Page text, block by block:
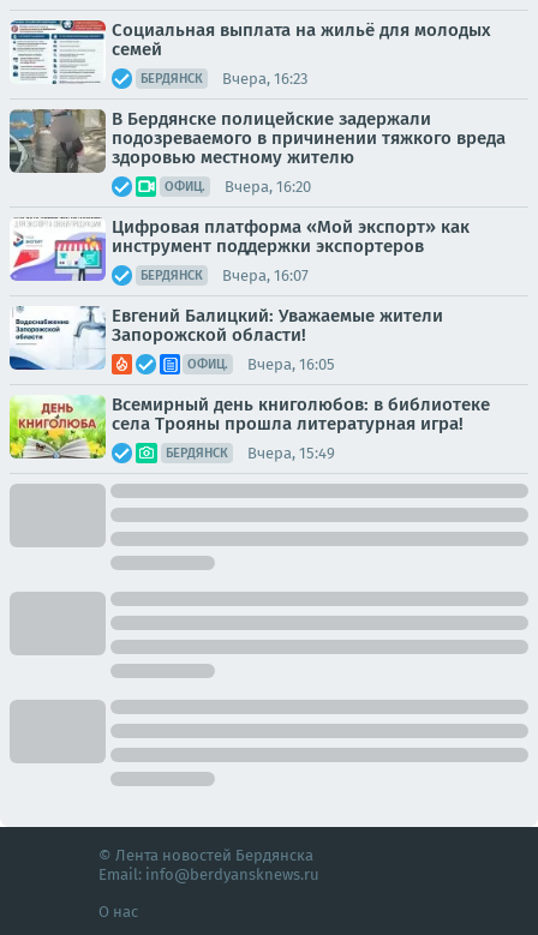
Социальная выплата на жильё для молодых
семей
БЕРДЯНСК Вчера, 16:23
В Бердянске полицейские задержали
подозреваемого в причинении тяжкого вреда
здоровью местному жителю
ОФИЦ. Вчера, 16:20
Цифровая платформа «Мой экспорт» как
инструмент поддержки экспортеров
БЕРДЯНСК Вчера, 16:07
Евгений Балицкий: Уважаемые жители
Запорожской области!
ОФИЦ. Вчера, 16:05
Всемирный день книголюбов: в библиотеке
села Трояны прошла литературная игра!
БЕРДЯНСК Вчера, 15:49
© Лента новостей Бердянска
Email: info@berdyansknews.ru
О нас